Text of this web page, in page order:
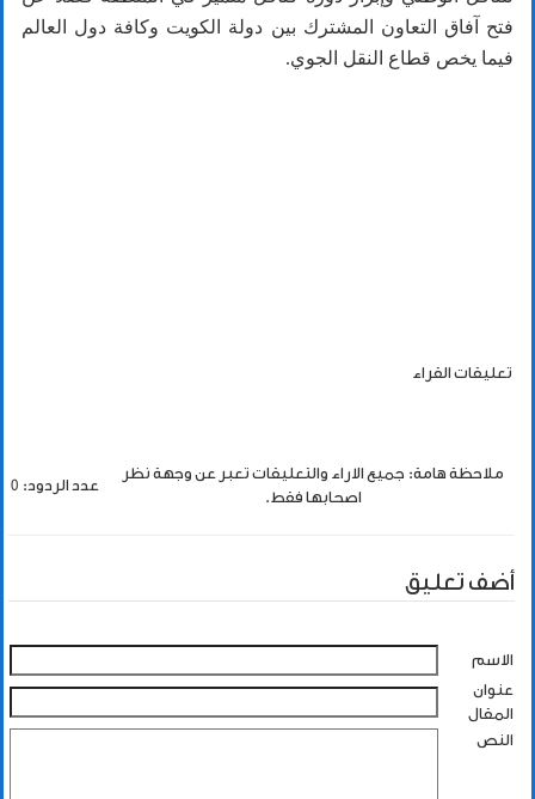
فتح آفاق التعاون المشترك بين دولة الكويت وكافة دول العالم
فيما يخص قطاع النقل الجوي.
تعليقات القراء
ملاحظة هامة: جميع الاراء والتعليقات تعبر عن وجهة نظر
اصحابها فقط.
عدد الردود: 0
أضف تعليق
الاسم
عنوان
المقال
النص